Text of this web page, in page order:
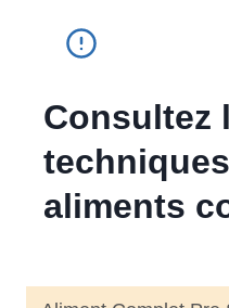
Consultez
aliments